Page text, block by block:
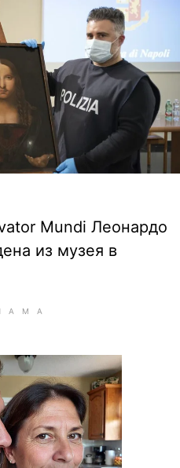
Mundi Леонардо
из музея в